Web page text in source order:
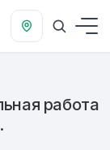
работа